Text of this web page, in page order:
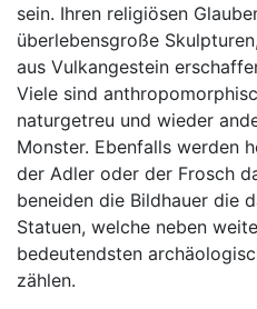
sein. Ihren religiösen
überlebensgroße
aus Vulkangestein
Viele sind
naturgetreu und wieder
Monster. Ebenfalls werden
der Adler oder der Frosch
beneiden die Bildhauer die
Statuen, welche neben
bedeutendsten
zählen.